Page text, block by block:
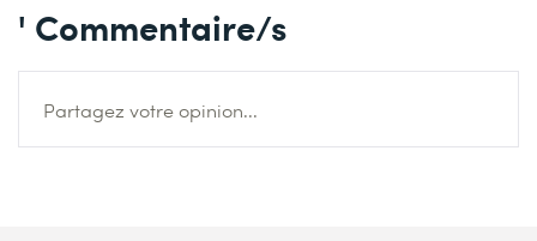
' Commentaire/s
Partagez votre opinion...